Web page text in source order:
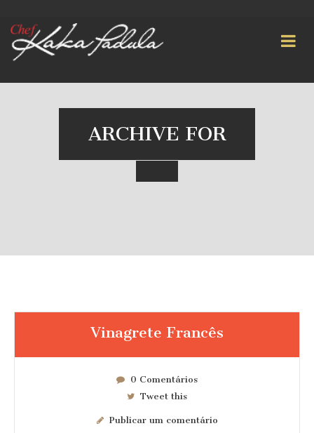
ARCHIVE FOR
Vinagrete Francês
0 Comentários
Tweet this
Publicar um comentário